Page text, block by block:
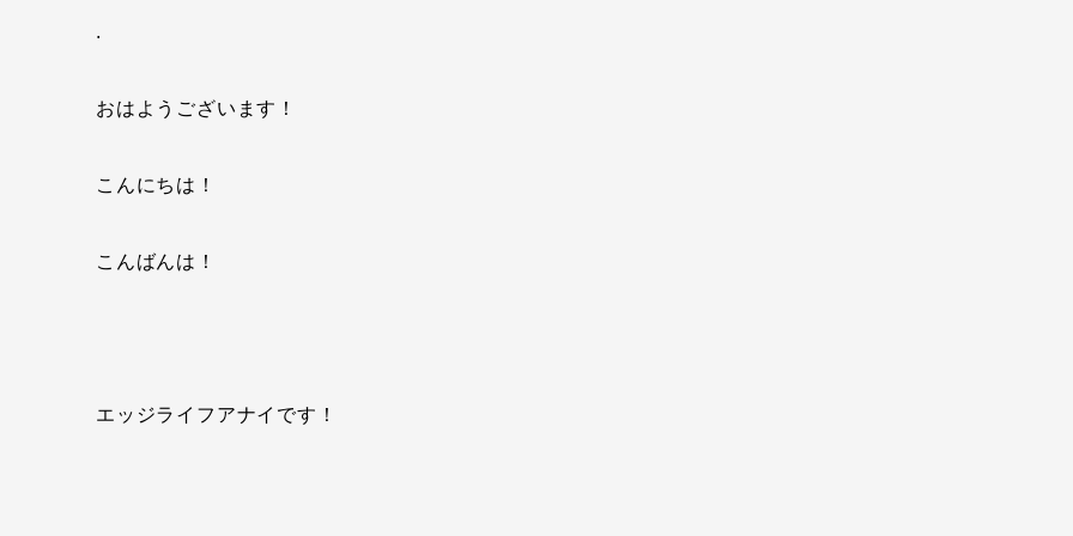
.
おはようございます！
こんにちは！
こんばんは！
エッジライフアナイです！